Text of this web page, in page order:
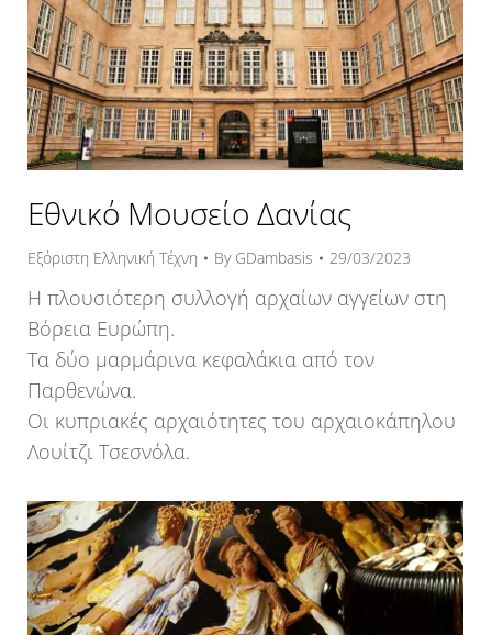
Εθνικό Μουσείο Δανίας
Εξόριστη Ελληνική Τέχνη By GDambasis 29/03/2023
Η πλουσιότερη συλλογή αρχαίων αγγείων στη
Βόρεια Ευρώπη.
Τα δύο μαρμάρινα κεφαλάκια από τον
Παρθενώνα.
Οι κυπριακές αρχαιότητες του αρχαιοκάπηλου
Λουίτζι Τσεσνόλα.